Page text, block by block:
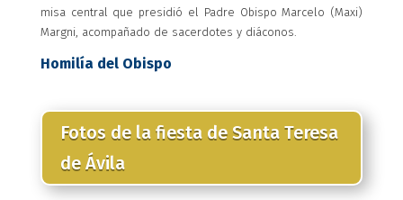
misa central que presidió el Padre Obispo Marcelo (Maxi)
Margni, acompañado de sacerdotes y diáconos.
Homilía del Obispo
Fotos de la fiesta de Santa Teresa
de Ávila